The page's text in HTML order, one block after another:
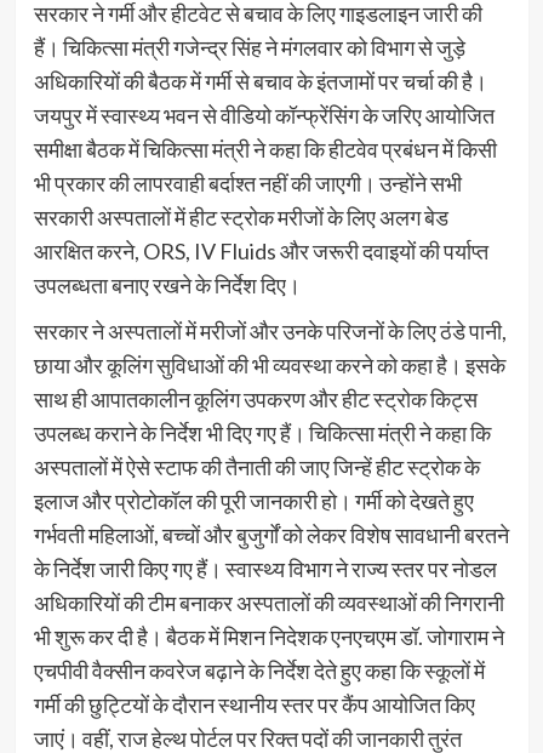
सरकार ने गर्मी और हीटवेट से बचाव के लिए गाइडलाइन जारी की
हैं। चिकित्सा मंत्री गजेन्द्र सिंह ने मंगलवार को विभाग से जुड़े
अधिकारियों की बैठक में गर्मी से बचाव के इंतजामों पर चर्चा की है।
जयपुर में स्वास्थ्य भवन से वीडियो कॉन्फ्रेंसिंग के जरिए आयोजित
समीक्षा बैठक में चिकित्सा मंत्री ने कहा कि हीटवेव प्रबंधन में किसी
भी प्रकार की लापरवाही बर्दाश्त नहीं की जाएगी। उन्होंने सभी
सरकारी अस्पतालों में हीट स्ट्रोक मरीजों के लिए अलग बेड
आरक्षित करने, ORS, IV Fluids और जरूरी दवाइयों की पर्याप्त
उपलब्धता बनाए रखने के निर्देश दिए।
सरकार ने अस्पतालों में मरीजों और उनके परिजनों के लिए ठंडे पानी,
छाया और कूलिंग सुविधाओं की भी व्यवस्था करने को कहा है। इसके
साथ ही आपातकालीन कूलिंग उपकरण और हीट स्ट्रोक किट्स
उपलब्ध कराने के निर्देश भी दिए गए हैं। चिकित्सा मंत्री ने कहा कि
अस्पतालों में ऐसे स्टाफ की तैनाती की जाए जिन्हें हीट स्ट्रोक के
इलाज और प्रोटोकॉल की पूरी जानकारी हो। गर्मी को देखते हुए
गर्भवती महिलाओं, बच्चों और बुजुर्गों को लेकर विशेष सावधानी बरतने
के निर्देश जारी किए गए हैं। स्वास्थ्य विभाग ने राज्य स्तर पर नोडल
अधिकारियों की टीम बनाकर अस्पतालों की व्यवस्थाओं की निगरानी
भी शुरू कर दी है। बैठक में मिशन निदेशक एनएचएम डॉ. जोगाराम ने
एचपीवी वैक्सीन कवरेज बढ़ाने के निर्देश देते हुए कहा कि स्कूलों में
गर्मी की छुट्टियों के दौरान स्थानीय स्तर पर कैंप आयोजित किए
जाएं। वहीं, राज हेल्थ पोर्टल पर रिक्त पदों की जानकारी तुरंत